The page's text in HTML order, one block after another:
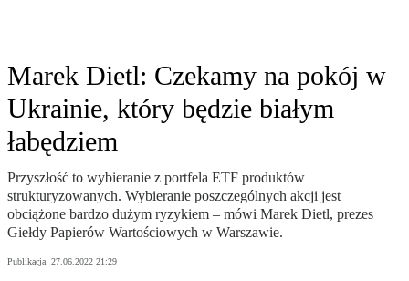
Marek Dietl: Czekamy na pokój w
Ukrainie, który będzie białym
łabędziem
Przyszłość to wybieranie z portfela ETF produktów
strukturyzowanych. Wybieranie poszczególnych akcji jest
obciążone bardzo dużym ryzykiem – mówi Marek Dietl, prezes
Giełdy Papierów Wartościowych w Warszawie.
Publikacja: 27.06.2022 21:29